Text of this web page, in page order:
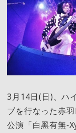
3月14日(日)、ハ
ブを行なった赤
公演「白黑有無-